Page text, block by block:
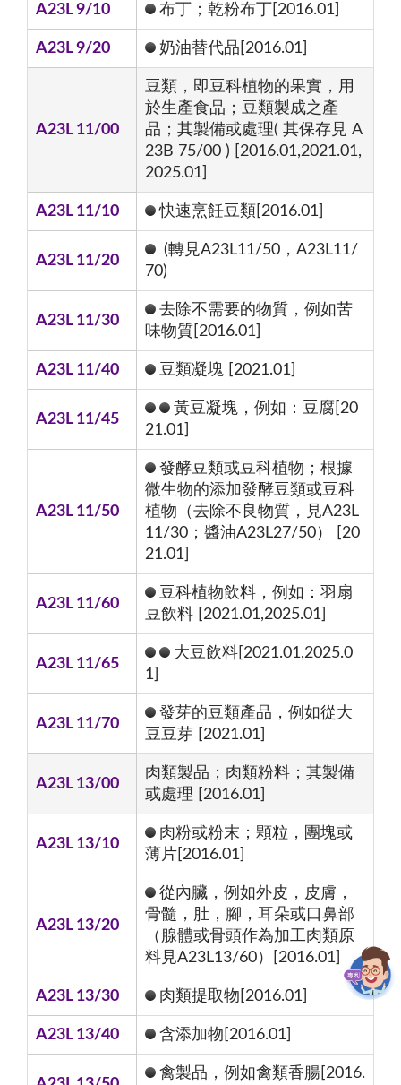
A23L 9/10 布丁；乾粉布丁[2016.01]
A23L 9/20 奶油替代品[2016.01]
A23L 11/00
豆類，即豆科植物的果實，用
於生產食品；豆類製成之產
品；其製備或處理( 其保存見 A
23B 75/00 ) [2016.01,2021.01,
2025.01]
A23L 11/10 快速烹飪豆類[2016.01]
A23L 11/20
(轉見A23L11/50，A23L11/
70)
A23L 11/30
去除不需要的物質，例如苦
味物質[2016.01]
A23L 11/40 豆類凝塊 [2021.01]
A23L 11/45
黃豆凝塊，例如：豆腐[20
21.01]
A23L 11/50
發酵豆類或豆科植物；根據
微生物的添加發酵豆類或豆科
植物（去除不良物質，見A23L
11/30；醬油A23L27/50） [20
21.01]
A23L 11/60
豆科植物飲料，例如：羽扇
豆飲料 [2021.01,2025.01]
A23L 11/65
大豆飲料[2021.01,2025.0
1]
A23L 11/70
發芽的豆類產品，例如從大
豆豆芽 [2021.01]
A23L 13/00
肉類製品；肉類粉料；其製備
或處理 [2016.01]
A23L 13/10
肉粉或粉末；顆粒，團塊或
薄片[2016.01]
A23L 13/20
從內臟，例如外皮，皮膚，
骨髓，肚，腳，耳朵或口鼻部
（腺體或骨頭作為加工肉類原
料見A23L13/60）[2016.01]
A23L 13/30 肉類提取物[2016.01]
A23L 13/40 含添加物[2016.01]
禽製品，例如禽類香腸[2016.